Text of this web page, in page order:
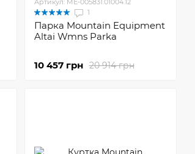
Артикул: ME-005831.01004.12
1
Парка Mountain Equipment
Altai Wmns Parka
20 914 грн
10 457 грн